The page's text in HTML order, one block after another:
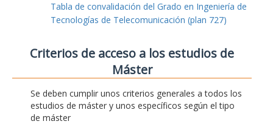
Tabla de convalidación del Grado en Ingeniería de
Tecnologías de Telecomunicación (plan 727)
Criterios de acceso a los estudios de
Máster
Se deben cumplir unos criterios generales a todos los
estudios de máster y unos específicos según el tipo
de máster